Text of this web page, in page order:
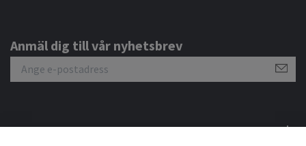
Anmäl dig till vår nyhetsbrev